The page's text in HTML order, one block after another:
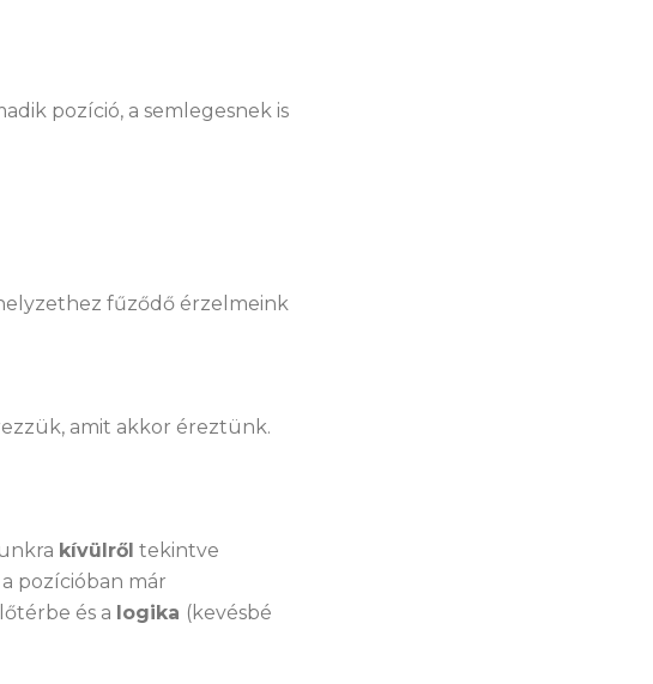
pozíció, a semlegesnek is
fűződő érzelmeink
amit akkor éreztünk.
kívülről tekintve
pozícióban már
és a logika (kevésbé